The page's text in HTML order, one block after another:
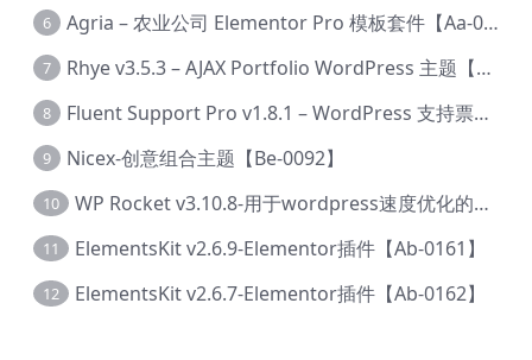
6 Agria – 农业公司 Elementor Pro 模板套件【Aa-0003】
7 Rhye v3.5.3 – AJAX Portfolio WordPress 主题【Bi-0049】
8 Fluent Support Pro v1.8.1 – WordPress 支持票务系统【Cc-0041】
9 Nicex-创意组合主题【Be-0092】
10 WP Rocket v3.10.8-用于wordpress速度优化的缓存加速插件【Cd-0019】
11 ElementsKit v2.6.9-Elementor插件【Ab-0161】
12 ElementsKit v2.6.7-Elementor插件【Ab-0162】